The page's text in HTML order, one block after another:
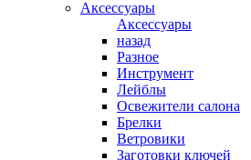
Аксессуары
Аксессуары
назад
Разное
Инструмент
Лейблы
Освежители салона
Брелки
Ветровики
Заготовки ключей